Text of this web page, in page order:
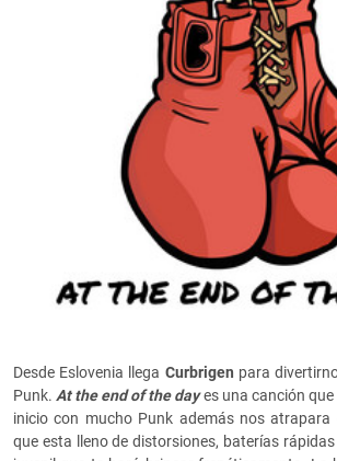
Desde Eslovenia llega Curbrigen para
Punk.At the end of the dayes una canción
inicio con mucho Punk además nos
que esta lleno de distorsiones, baterías